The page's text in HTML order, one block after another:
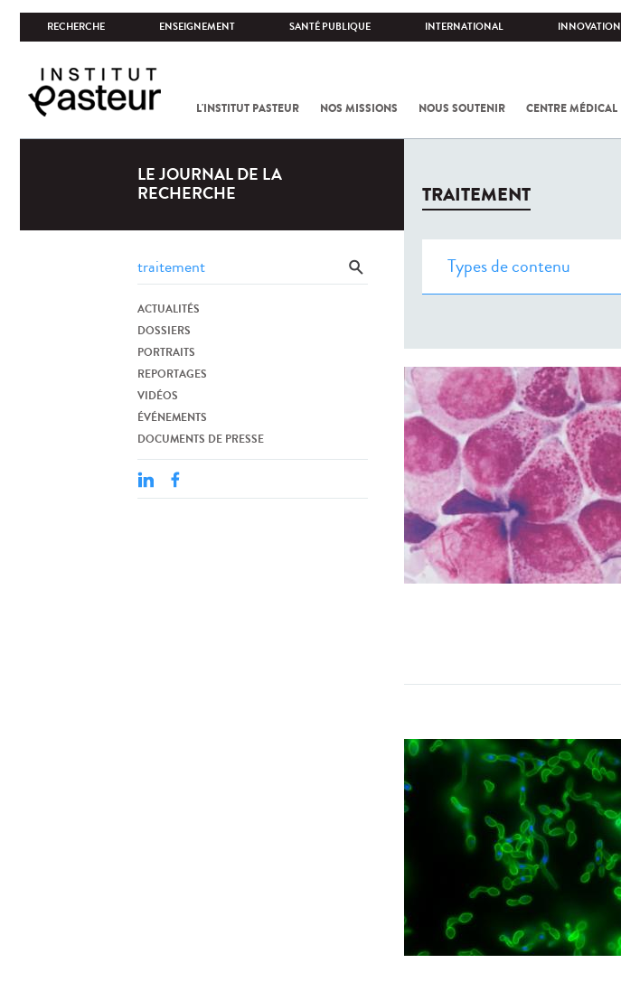
RECHERCHE ENSEIGNEMENT SANTÉ PUBLIQUE INTERNATIONAL INNOVATION
L'INSTITUT PASTEUR NOS MISSIONS NOUS SOUTENIR CENTRE MÉDICAL
LE JOURNAL DE LA
RECHERCHE
ACTUALITÉS
DOSSIERS
PORTRAITS
REPORTAGES
VIDÉOS
ÉVÉNEMENTS
DOCUMENTS DE PRESSE
TRAITEMENT